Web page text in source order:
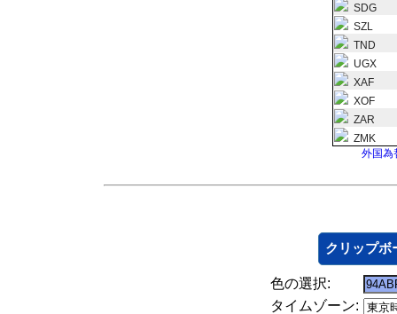
SDG
SZL
TND
UGX
XAF
XOF
ZAR
ZMK
外国為
クリップボ
色の選択:
タイムゾーン: